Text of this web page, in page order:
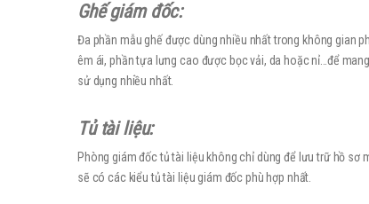
Ghế giám đốc:
Đa phần mẫu ghế được dùng nhiều nhất trong không gian
êm ái, phần tựa lưng cao được bọc vải, da hoặc nỉ…để
sử dụng nhiều nhất.
Tủ tài liệu:
Phòng giám đốc tủ tài liệu không chỉ dùng để lưu trữ hồ
sẽ có các kiểu tủ tài liệu giám đốc phù hợp nhất.